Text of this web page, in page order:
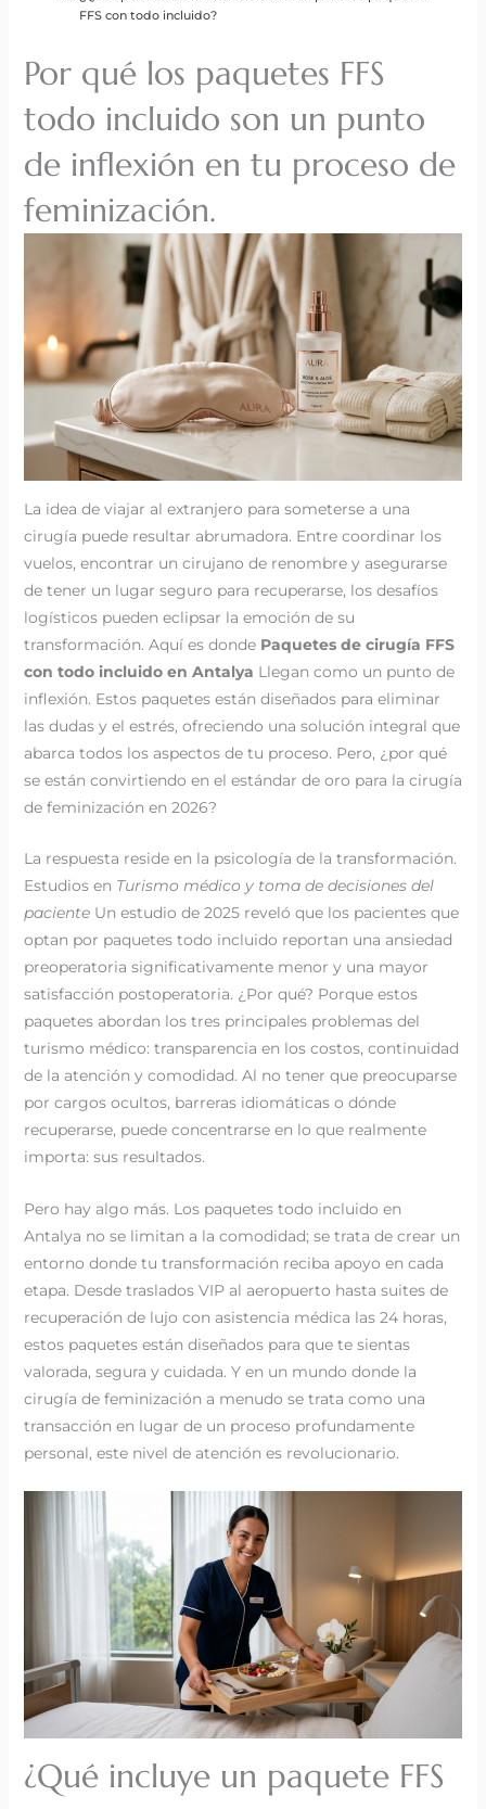
FFS con todo incluido?
Por qué los paquetes FFS
todo incluido son un punto
de inflexión en tu proceso de
feminización.
La idea de viajar al extranjero para someterse a una
cirugía puede resultar abrumadora. Entre coordinar los
vuelos, encontrar un cirujano de renombre y asegurarse
de tener un lugar seguro para recuperarse, los desafíos
logísticos pueden eclipsar la emoción de su
transformación. Aquí es donde Paquetes de cirugía FFS
con todo incluido en Antalya Llegan como un punto de
inflexión. Estos paquetes están diseñados para eliminar
las dudas y el estrés, ofreciendo una solución integral que
abarca todos los aspectos de tu proceso. Pero, ¿por qué
se están convirtiendo en el estándar de oro para la cirugía
de feminización en 2026?
La respuesta reside en la psicología de la transformación.
Estudios en Turismo médico y toma de decisiones del
pacienteUn estudio de 2025 reveló que los pacientes que
optan por paquetes todo incluido reportan una ansiedad
preoperatoria significativamente menor y una mayor
satisfacción postoperatoria. ¿Por qué? Porque estos
paquetes abordan los tres principales problemas del
turismo médico: transparencia en los costos, continuidad
de la atención y comodidad. Al no tener que preocuparse
por cargos ocultos, barreras idiomáticas o dónde
recuperarse, puede concentrarse en lo que realmente
importa: sus resultados.
Pero hay algo más. Los paquetes todo incluido en
Antalya no se limitan a la comodidad; se trata de crear un
entorno donde tu transformación reciba apoyo en cada
etapa. Desde traslados VIP al aeropuerto hasta suites de
recuperación de lujo con asistencia médica las 24 horas,
estos paquetes están diseñados para que te sientas
valorada, segura y cuidada. Y en un mundo donde la
cirugía de feminización a menudo se trata como una
transacción en lugar de un proceso profundamente
personal, este nivel de atención es revolucionario.
¿Qué incluye un paquete FFS